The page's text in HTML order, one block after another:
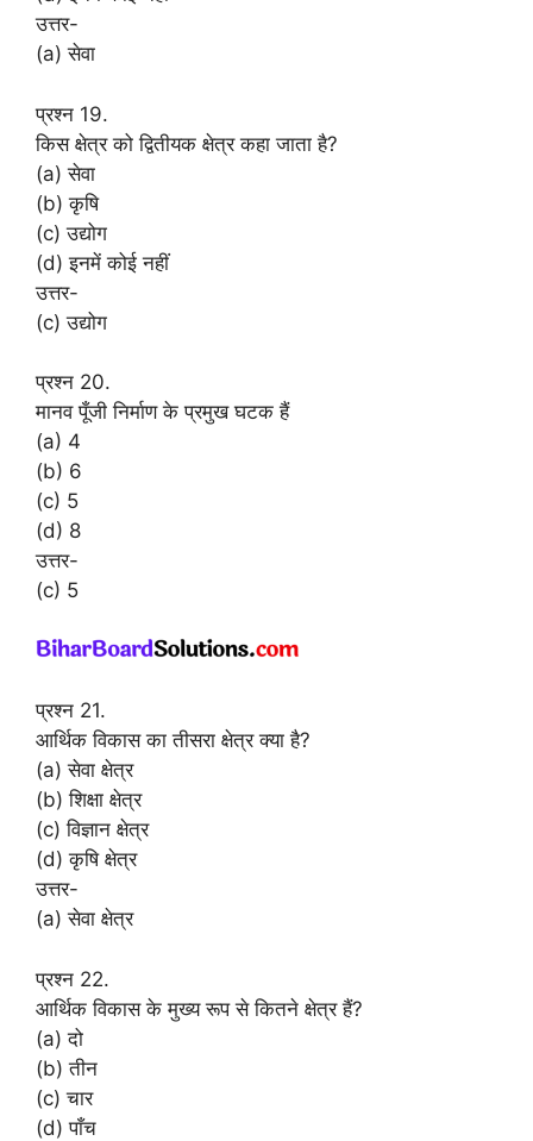
उत्तर-
(a) सेवा
प्रश्न 19.
किस क्षेत्र को द्वितीयक क्षेत्र कहा जाता है?
(a) सेवा
(b) कृषि
(c) उद्योग
(d) इनमें कोई नहीं
उत्तर-
(c) उद्योग
प्रश्न 20.
मानव पूँजी निर्माण के प्रमुख घटक हैं
(a) 4
(b) 6
(c) 5
(d) 8
उत्तर-
(c) 5
प्रश्न 21.
आर्थिक विकास का तीसरा क्षेत्र क्या है?
(a) सेवा क्षेत्र
(b) शिक्षा क्षेत्र
(c) विज्ञान क्षेत्र
(d) कृषि क्षेत्र
उत्तर-
(a) सेवा क्षेत्र
प्रश्न 22.
आर्थिक विकास के मुख्य रूप से कितने क्षेत्र हैं?
(a) दो
(b) तीन
(c) चार
(d) पाँच